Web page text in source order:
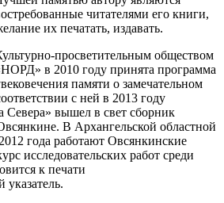
читателями его книги,
их печатать, издавать.
просветительным обществом
в 2010 году принята программа
памяти о замечательном
с ней в 2013 году
Севера» вышел в свет сборник
В Архангельской областной
года работают Овсянкинские
исследовательских работ среди
к печати